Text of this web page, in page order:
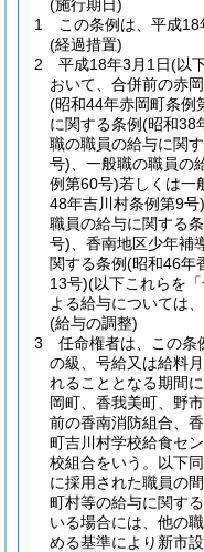
(施行期日)
1
この条例は、平成18
(経過措置)
2
平成18年3月1日(以
おいて、合併前の赤
(昭和44年赤岡町条例
に関する条例(昭和38
職の職員の給与に関
号) 、一般職の職員の
例第60号)若しくは一
48年吉川村条例第9号)
職員の給与に関する条
号) 、香南地区少年
関する条例(昭和46年
13号)(以下これらを
よる給与については
(給与の調整)
3
任命権者は、この条
の級、号給又は給料
れることとなる期間
岡町、香我美町、野
前の香南消防組合、
町吉川村学校給食セ
校組合をいう。以下
に採用された職員の
町村等の給与に関す
いる場合には、他の
める基準により新市